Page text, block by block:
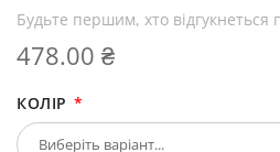
Будьте першим, хто відгукнеться
478.00 ₴
КОЛІР